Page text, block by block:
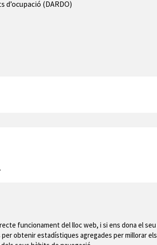
(DARDO)
funcionament del lloc web, i si ens dona el
obtenir estadístiques agregades per millorar